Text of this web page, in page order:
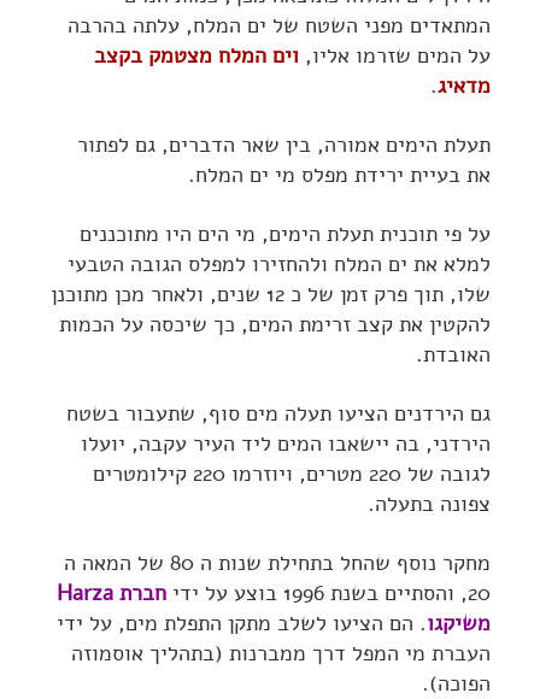
המתאדים מפני השטח של ים המלח, עלתה בהרבה
על המים שזרמו אליו, וים המלח מצטמק בקצב
מדאיג.
תעלת הימים אמורה, בין שאר הדברים, גם לפתור
את בעיית ירידת מפלס מי ים המלח.
על פי תוכנית תעלת הימים, מי הים היו מתוכננים
למלא את ים המלח ולהחזירו למפלס הגובה הטבעי
שלו, תוך פרק זמן של כ 12 שנים, ולאחר מכן מתוכנן
להקטין את קצב זרימת המים, כך שיכסה על הכמות
האובדת.
גם הירדנים הציעו תעלה מים סוף, שתעבור בשטח
הירדני, בה יישאבו המים ליד העיר עקבה, יועלו
לגובה של 220 מטרים, ויוזרמו 220 קילומטרים
צפונה בתעלה.
מחקר נוסף שהחל בתחילת שנות ה 80 של המאה ה
20, והסתיים בשנת 1996 בוצע על ידי
חברת Harza
משיקגו. הם הציעו לשלב מתקן התפלת מים, על ידי
העברת מי המפל דרך ממברנות (בתהליך אוסמוזה
הפוכה).